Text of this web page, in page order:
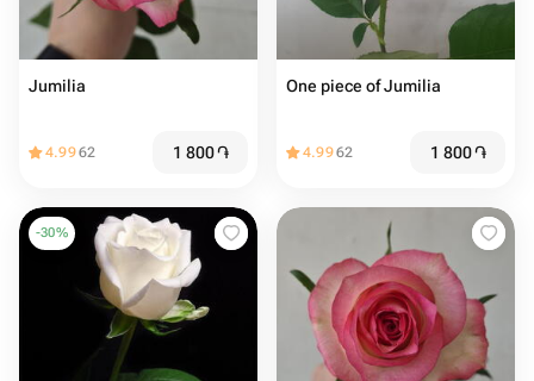
Jumilia
4.9962 1 800֏
One piece of Jumilia
4.9962 1 800֏
-30%